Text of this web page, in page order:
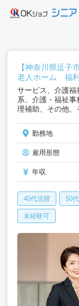
【神奈川県逗
老人ホーム 福
サービス、介護福
系、介護・福祉
理補助、その他
勤務地
雇用形態
年収
40代活躍 50
未経験可